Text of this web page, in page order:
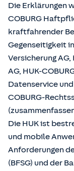
Die Erklärungen
COBURG
kraftfahrender
Gegenseitigkeit
Versicherung
AG, HUK-
Datenservice
COBURG-
Die HUK ist
und mobile
Anforderungen
(BFSG) und der